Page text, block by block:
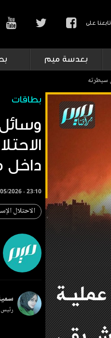
تابعنا على
بعدسة ميم
سيطرته
بطاقات
داخل
2026 - 23:10
الاحتلال
رئيس